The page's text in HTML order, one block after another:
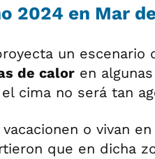
2024 en Mar
un escenario
de calor en
cima no será tan
o vivan
que en dicha